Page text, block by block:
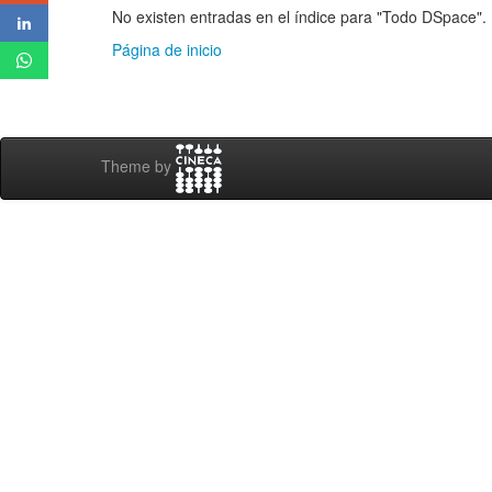
No existen entradas en el índice para "Todo DSpace".
Página de inicio
Theme by